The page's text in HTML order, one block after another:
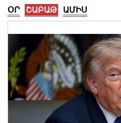
ՄԱԿ-ի անունից
վստահեցնել Ձեզ,
և Հայաստանի ժողովրդին
շարունակական
հարցում. Գուտերեշը՝
ՕՐ ՇԱԲԱԹ ԱՄԻՍ